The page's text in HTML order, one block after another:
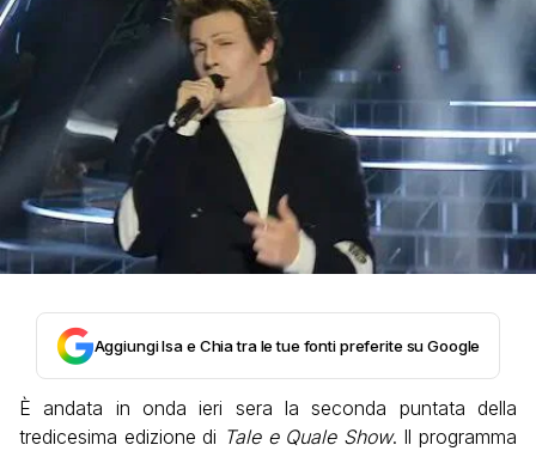
Aggiungi Isa e Chia tra le tue fonti preferite su Google
È andata in onda ieri sera la seconda puntata della
tredicesima edizione di Tale e Quale Show. Il programma